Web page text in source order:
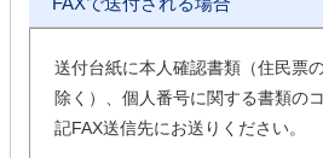
送付台紙に本人確認書類（住民票
除く）、個人番号に関する書類の
記FAX送信先にお送りください。